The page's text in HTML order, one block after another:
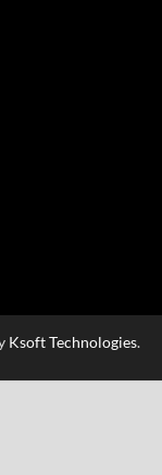
Ksoft Technologies.